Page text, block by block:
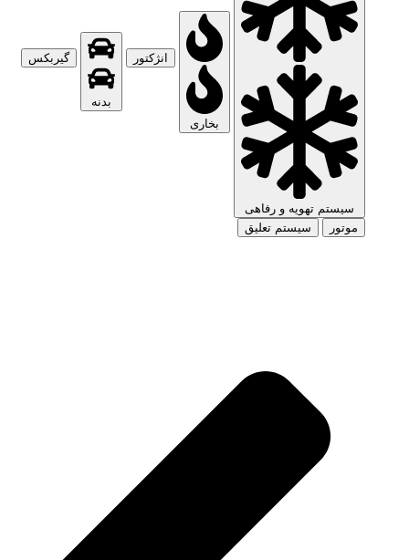
سیستم تهویه و رفاهی
بخاری
انژکتور
بدنه
گیربکس
موتور سیستم تعلیق